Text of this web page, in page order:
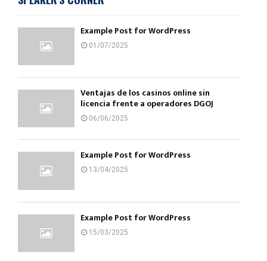
Example Post for WordPress
01/07/2025
Ventajas de los casinos online sin
licencia frente a operadores DGOJ
06/06/2025
Example Post for WordPress
13/04/2025
Example Post for WordPress
15/03/2025